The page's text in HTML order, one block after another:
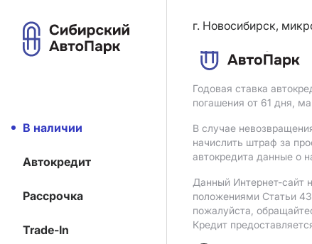
В наличии
Автокредит
Рассрочка
Trade-In
г. Новосибирск,
Годовая ставка
погашения от 61 дня,
В случае
начислить штраф за
автокредита данные о
Данный Интернет-сайт
положениями Статьи
пожалуйста,
Кредит